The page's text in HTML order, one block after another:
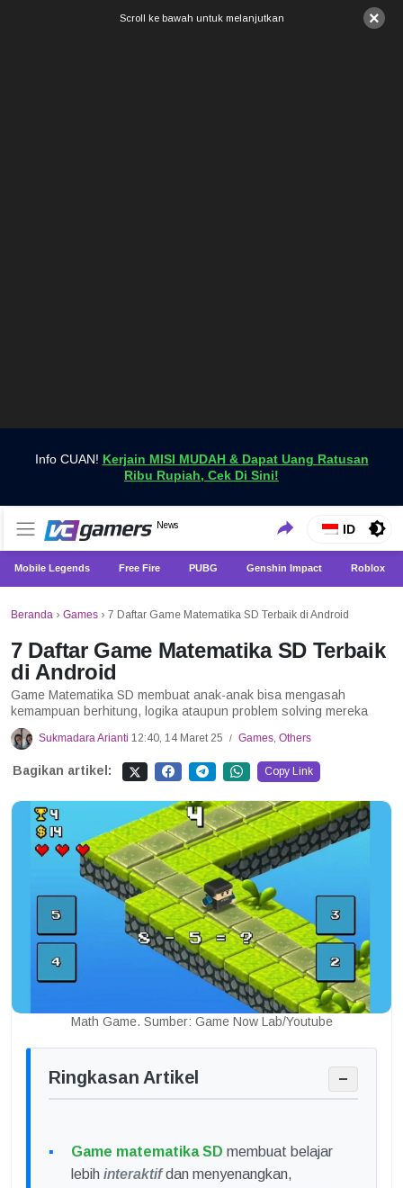
×
Scroll ke bawah untuk melanjutkan
Info CUAN! Kerjain MISI MUDAH & Dapat Uang Ratusan
Ribu Rupiah, Cek Di Sini!
VCGamers News
News
Dapatkan Berita Games Terbaru Hanya di VCGamers
ID
Mobile Legends Free Fire PUBG Genshin Impact Roblox
Beranda › Games › 7 Daftar Game Matematika SD Terbaik di Android
7 Daftar Game Matematika SD Terbaik
di Android
Game Matematika SD membuat anak-anak bisa mengasah
kemampuan berhitung, logika ataupun problem solving mereka
Sukmadara Arianti 12:40, 14 Maret 25 / Games, Others
Bagikan artikel: Copy Link
Math Game. Sumber: Game Now Lab/Youtube
Ringkasan Artikel −
Game matematika SD membuat belajar
lebih interaktifdan menyenangkan,